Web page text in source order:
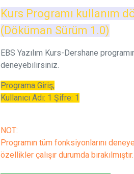
Kurs Programı kullanım
(Döküman Sürüm 1.0)
EBS Yazılım Kurs-Dershane
deneyebilirsiniz.
Programa Giriş;
Kullanıcı Adı: 1 Şifre: 1
NOT:
Programın tüm fonksiyonlarını
özellikler çalışır durumda